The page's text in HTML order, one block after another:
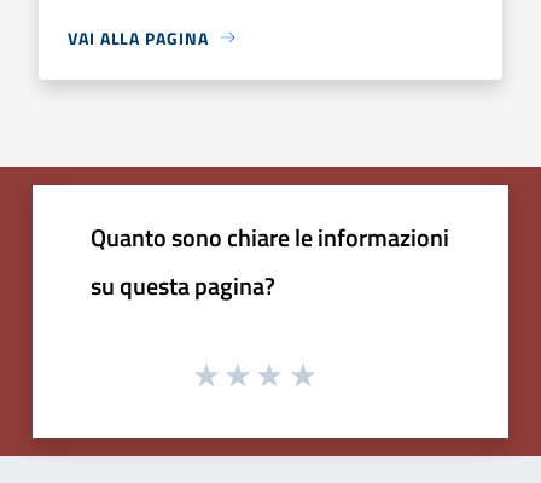
VAI ALLA PAGINA
Quanto sono chiare le informazioni
su questa pagina?